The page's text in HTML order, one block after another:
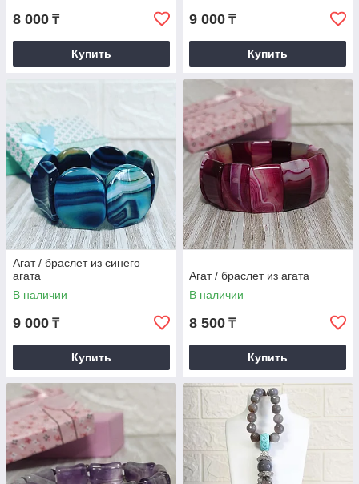
8 000 ₸
Купить
9 000 ₸
Купить
Агат / браслет из синего
агата
В наличии
9 000 ₸
Купить
Агат / браслет из агата
В наличии
8 500 ₸
Купить